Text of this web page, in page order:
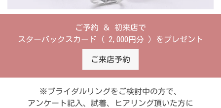
ご予約 ＆ 初来店で
スターバックスカード ( 2,000円分 ) をプレゼント
ご来店予約
※ブライダルリングをご検討中の方で、
アンケート記入、試着、ヒアリング頂いた方に